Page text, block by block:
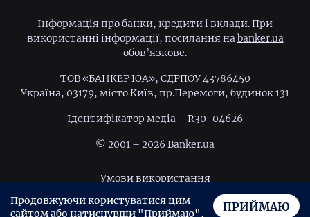
Інформація про банки, кредити і вклади. При
використанні інформації, посилання наbanker.ua
обов’язкове.
ТОВ «БАНКЕР ЮА», ЄДРПОУ 43786450
Україна, 03179, місто Київ, пр.Перемоги, будинок 131
Ідентифiкатор медiа – R30-04626
© 2001 – 2026 Banker.ua
Умови використання
Політика конфіденційностіПРИЙМАЮ
Продовжуючи користуватися цим
сайтом або натиснувши "Приймаю",